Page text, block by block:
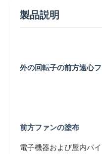
製品説明
外の回転子の前方遠心
前方ファンの塗布
電子機器および屋内パ